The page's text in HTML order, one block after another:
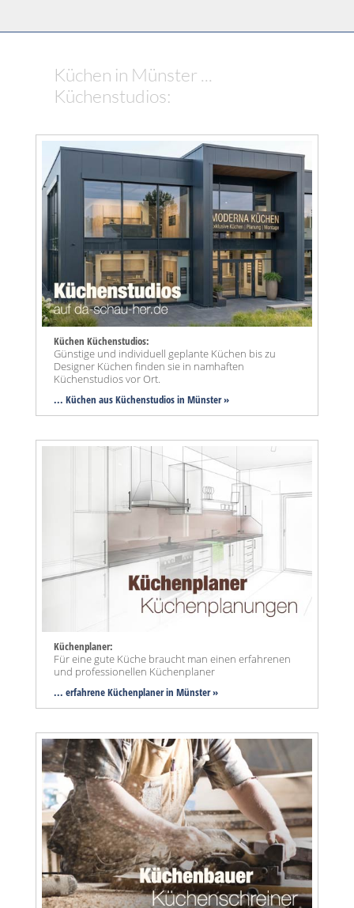
Küchen in Münster ...
Küchenstudios:
Küchen Küchenstudios:
Günstige und individuell geplante Küchen bis zu
Designer Küchen finden sie in namhaften
Küchenstudios vor Ort.
... Küchen aus Küchenstudios in Münster »
Küchenplaner:
Für eine gute Küche braucht man einen erfahrenen
und professionellen Küchenplaner
... erfahrene Küchenplaner in Münster »